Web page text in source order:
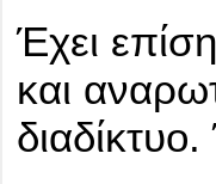
Έχει
και